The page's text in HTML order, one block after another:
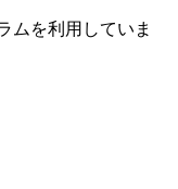
ムを利用していま